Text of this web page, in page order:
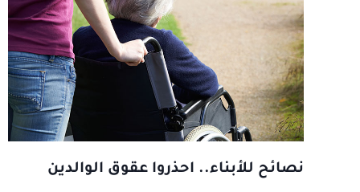
نصائح للأبناء.. احذروا عقوق الوالدين